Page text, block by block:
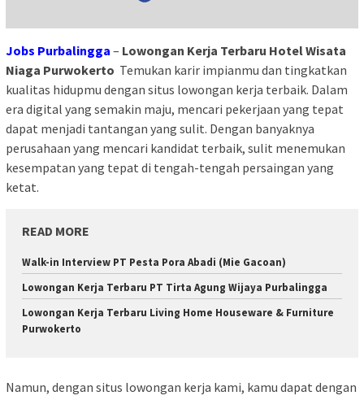
Jobs Purbalingga – Lowongan Kerja Terbaru Hotel Wisata
Niaga Purwokerto Temukan karir impianmu dan tingkatkan
kualitas hidupmu dengan situs lowongan kerja terbaik. Dalam
era digital yang semakin maju, mencari pekerjaan yang tepat
dapat menjadi tantangan yang sulit. Dengan banyaknya
perusahaan yang mencari kandidat terbaik, sulit menemukan
kesempatan yang tepat di tengah-tengah persaingan yang
ketat.
READ MORE
Walk-in Interview PT Pesta Pora Abadi (Mie Gacoan)
Lowongan Kerja Terbaru PT Tirta Agung Wijaya Purbalingga
Lowongan Kerja Terbaru Living Home Houseware & Furniture
Purwokerto
Namun, dengan situs lowongan kerja kami, kamu dapat dengan